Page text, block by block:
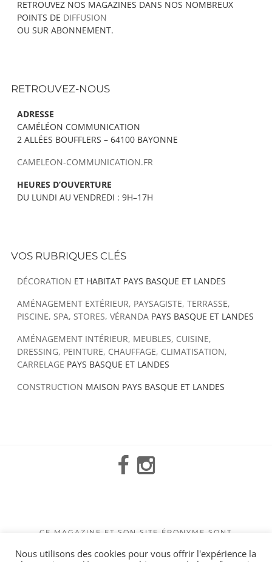
RETROUVEZ NOS MAGAZINES DANS NOS NOMBREUX
POINTS DE DIFFUSION
OU SUR ABONNEMENT.
RETROUVEZ-NOUS
ADRESSE
CAMÉLÉON COMMUNICATION
2 ALLÉES BOUFFLERS – 64100 BAYONNE
CAMELEON-COMMUNICATION.FR
HEURES D’OUVERTURE
DU LUNDI AU VENDREDI : 9H–17H
VOS RUBRIQUES CLÉS
DÉCORATION ET HABITAT PAYS BASQUE ET LANDES
AMÉNAGEMENT EXTÉRIEUR, PAYSAGISTE, TERRASSE,
PISCINE, SPA, STORES, VÉRANDA PAYS BASQUE ET LANDES
AMÉNAGEMENT INTÉRIEUR, MEUBLES, CUISINE,
DRESSING, PEINTURE, CHAUFFAGE, CLIMATISATION,
CARRELAGE PAYS BASQUE ET LANDES
CONSTRUCTION MAISON PAYS BASQUE ET LANDES
Facebook
CE MAGAZINE ET SON SITE ÉPONYME SONT
COMMUNICATION ET DE PUBLICITÉ
Nous utilisons des cookies pour vous offrir l'expérience la